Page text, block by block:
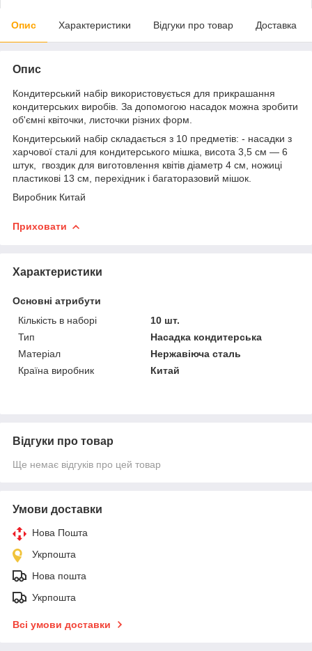
Опис Характеристики Відгуки про товар Доставка
Опис
Кондитерський набір використовується для прикрашання
кондитерських виробів. За допомогою насадок можна зробити
об'ємні квіточки, листочки різних форм.
Кондитерський набір складається з 10 предметів: - насадки з
харчової сталі для кондитерського мішка, висота 3,5 см — 6
штук, гвоздик для виготовлення квітів діаметр 4 см, ножиці
пластикові 13 см, перехідник і багаторазовий мішок.
Виробник Китай
Приховати
Характеристики
Основні атрибути
Кількість в наборі
10 шт.
Тип
Насадка кондитерська
Матеріал
Нержавіюча сталь
Країна виробник
Китай
Відгуки про товар
Ще немає відгуків про цей товар
Умови доставки
Нова Пошта
Укрпошта
Нова пошта
Укрпошта
Всі умови доставки